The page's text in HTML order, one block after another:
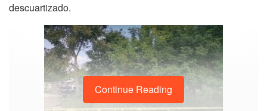
descuartizado.
Continue Reading